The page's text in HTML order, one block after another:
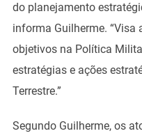
do planejamento
informa Guilherme. “Visa
objetivos na Política
estratégias e ações
Terrestre.”
Segundo Guilherme, os